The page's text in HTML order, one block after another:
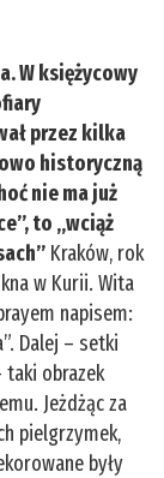
W księżycowy
przez kilka
historyczną
nie ma już
to „wciąż
Kraków, rok
w Kurii. Wita
napisem:
Dalej – setki
taki obrazek
Jeżdżąc za
pielgrzymek,
były